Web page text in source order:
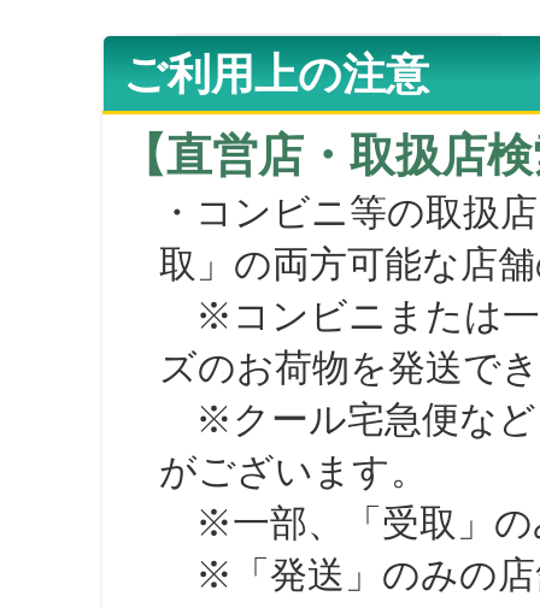
ご利用上の注意
【直営店・取扱店
・コンビニ等の取扱
取」の両方可能な店
※コンビニまたは一
ズのお荷物を発送で
※クール宅急便など
がございます。
※一部、「受取」の
※「発送」のみの店